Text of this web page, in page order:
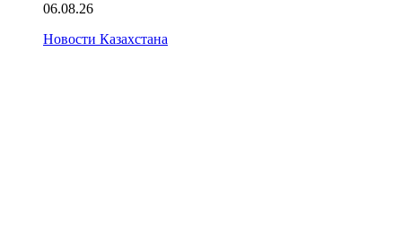
06.08.26
Новости Казахстана